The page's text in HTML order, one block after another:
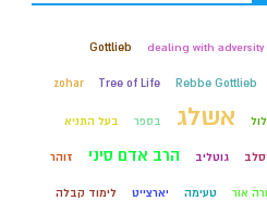
dealing with adversity
Gottlieb
Rebbe Gottlieb
Tree of Life
zohar
אשלג בספר בעל התניא
גוטליב הרב אדם סיני זוהר
אור טעימה יארצייט לימוד קבלה